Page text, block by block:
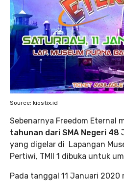
Source: kiostix.id
Sebenarnya Freedom Eternal
tahunan dari SMA Negeri 48
yang digelar di Lapangan
Pertiwi, TMII 1 dibuka untuk
Pada tanggal 11 Januari 2020